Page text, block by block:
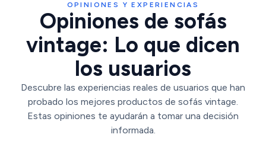
OPINIONES Y EXPERIENCIAS
Opiniones de sofás
vintage: Lo que dicen
los usuarios
Descubre las experiencias reales de usuarios que han
probado los mejores productos de sofás vintage.
Estas opiniones te ayudarán a tomar una decisión
informada.